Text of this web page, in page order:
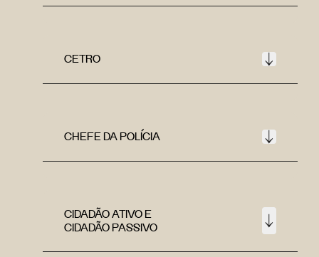
CETRO
CHEFE DA POLÍCIA
CIDADÃO ATIVO E
CIDADÃO PASSIVO